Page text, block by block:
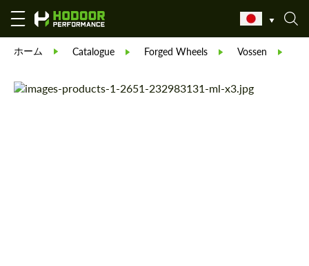
ホーム Catalogue Forged Wheels Vossen